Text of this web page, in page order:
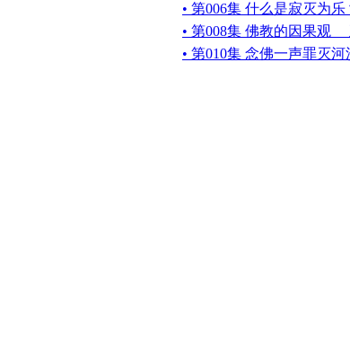
• 第006集 什么是寂灭为
• 第008集 佛教的因果观
• 第010集 念佛一声罪灭